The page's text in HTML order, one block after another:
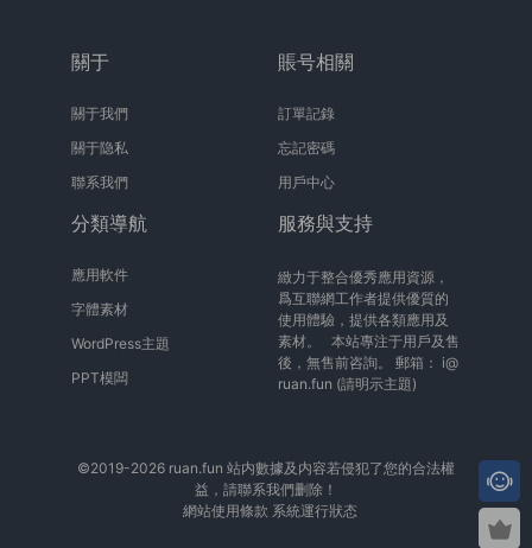
關于
關于我們
關于隐私
聯系我們
賬号相關
訂單記錄
忘記密碼
用戶中心
分類導航
應用軟件
字體素材
WordPress主題
PPT模闆
服務與支持
緻力于整合優秀應用資源，
爲互聯網工作者提供優質的
使用體驗，提供各類應用及
素材。 本站專注于用戶及售
後，無售前咨詢。 郵箱： i@
ruan.fun (請明示主題)
©2019-2026 ruan.fun 站内數據及内容若侵犯了您的合法權
益，請聯系我們删除！
網站使用條款 系統運行狀态